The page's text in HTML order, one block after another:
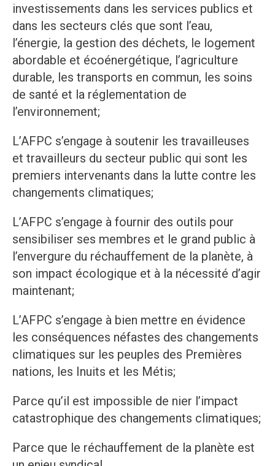
investissements dans les services publics et
dans les secteurs clés que sont l’eau,
l’énergie, la gestion des déchets, le logement
abordable et écoénergétique, l’agriculture
durable, les transports en commun, les soins
de santé et la réglementation de
l’environnement;
L’AFPC s’engage à soutenir les travailleuses
et travailleurs du secteur public qui sont les
premiers intervenants dans la lutte contre les
changements climatiques;
L’AFPC s’engage à fournir des outils pour
sensibiliser ses membres et le grand public à
l’envergure du réchauffement de la planète, à
son impact écologique et à la nécessité d’agir
maintenant;
L’AFPC s’engage à bien mettre en évidence
les conséquences néfastes des changements
climatiques sur les peuples des Premières
nations, les Inuits et les Métis;
Parce qu’il est impossible de nier l’impact
catastrophique des changements climatiques;
Parce que le réchauffement de la planète est